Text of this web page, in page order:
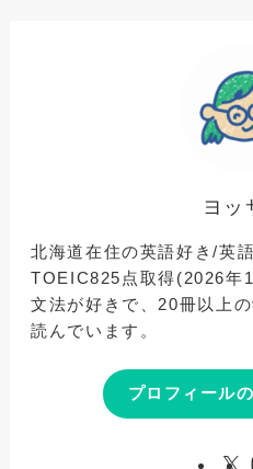
ヨッ
北海道在住の英語好き/英語
TOEIC825点取得(2026年1
文法が好きで、20冊以上
読んでいます。
プロフィール